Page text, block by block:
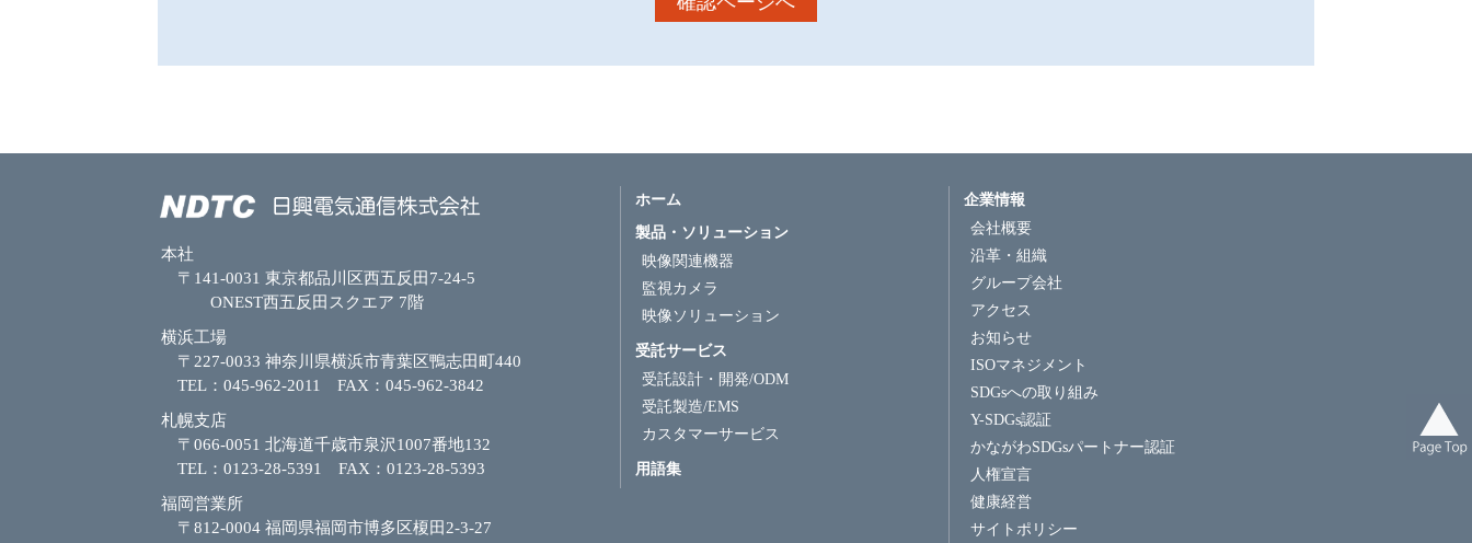
本社
〒141-0031 東京都品川区西五反田7-24-5
ONEST西五反田スクエア 7階
横浜工場
〒227-0033 神奈川県横浜市青葉区鴨志田町440
TEL：045-962-2011 FAX：045-962-3842
札幌支店
〒066-0051 北海道千歳市泉沢1007番地132
TEL：0123-28-5391 FAX：0123-28-5393
福岡営業所
〒812-0004 福岡県福岡市博多区榎田2-3-27
ホーム
製品・ソリューション
映像関連機器
監視カメラ
映像ソリューション
受託サービス
受託設計・開発/ODM
受託製造/EMS
カスタマーサービス
用語集
企業情報
会社概要
沿革・組織
グループ会社
アクセス
お知らせ
ISOマネジメント
SDGsへの取り組み
Y-SDGs認証
かながわSDGsパートナー認証
人権宣言
健康経営
サイトポリシー